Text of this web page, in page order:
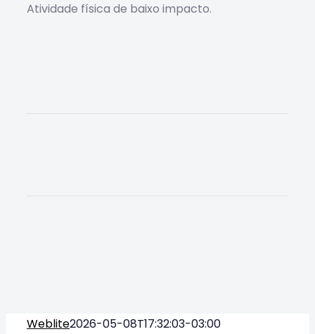
Atividade física de baixo impacto.
Weblite2026-05-08T17:32:03-03:00